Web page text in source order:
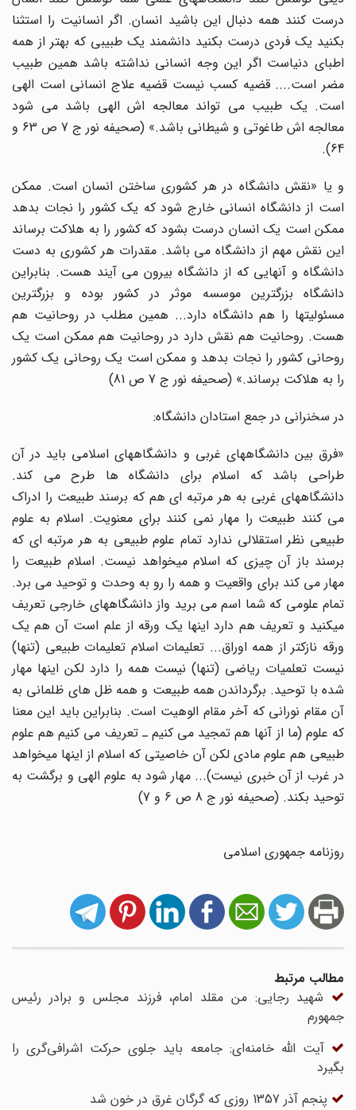
درست کنند همه دنبال این باشید انسان. اگر انسانیت را استثنا
بکنید یک فردی درست بکنید دانشمند یک طبیبی که بهتر از همه
اطبای دنیاست اگر این وجه انسانی نداشته باشد همین طبیب
مضر است.... قضیه کسب نیست قضیه علاج انسانی است الهی
است. یک طبیب می تواند معالجه اش الهی باشد می شود
معالجه اش طاغوتی و شیطانی باشد.» (صحیفه نور ج 7 ص 63 و
64).
و یا «نقش دانشگاه در هر کشوری ساختن انسان است. ممکن
است از دانشگاه انسانی خارج شود که یک کشور را نجات بدهد
ممکن است یک انسان درست بشود که کشور را به هلاکت برساند
این نقش مهم از دانشگاه می باشد. مقدرات هر کشوری به دست
دانشگاه و آنهایی که از دانشگاه بیرون می آیند هست. بنابراین
دانشگاه بزرگترین موسسه موثر در کشور بوده و بزرگترین
مسئولیتها را هم دانشگاه دارد... همین مطلب در روحانیت هم
هست. روحانیت هم نقش دارد در روحانیت هم ممکن است یک
روحانی کشور را نجات بدهد و ممکن است یک روحانی یک کشور
را به هلاکت برساند.» (صحیفه نور ج 7 ص 81)
در سخنرانی در جمع استادان دانشگاه:
«فرق بین دانشگاههای غربی و دانشگاههای اسلامی باید در آن
طراحی باشد که اسلام برای دانشگاه ها طرح می کند.
دانشگاههای غربی به هر مرتبه ای هم که برسند طبیعت را ادراک
می کنند طبیعت را مهار نمی کنند برای معنویت. اسلام به علوم
طبیعی نظر استقلالی ندارد تمام علوم طبیعی به هر مرتبه ای که
برسند باز آن چیزی که اسلام میخواهد نیست. اسلام طبیعت را
مهار می کند برای واقعیت و همه را رو به وحدت و توحید می برد.
تمام علومی که شما اسم می برید واز دانشگاههای خارجی تعریف
میکنید و تعریف هم دارد اینها یک ورقه از علم است آن هم یک
ورقه نازکتر از همه اوراق... تعلیمات اسلام تعلیمات طبیعی (تنها)
نیست تعلمیات ریاضی (تنها) نیست همه را دارد لکن اینها مهار
شده با توحید. برگرداندن همه طبیعت و همه ظل های ظلمانی به
آن مقام نورانی که آخر مقام الوهیت است. بنابراین باید این معنا
که علوم (ما از آنها هم تمجید می کنیم ـ تعریف می کنیم هم علوم
طبیعی هم علوم مادی لکن آن خاصیتی که اسلام از اینها میخواهد
در غرب از آن خبری نیست)... مهار شود به علوم الهی و برگشت به
توحید بکند. (صحیفه نور ج 8 ص 6 و 7)
روزنامه جمهوری اسلامی
مطالب مرتبط
شهید رجایی: من مقلد امام، فرزند مجلس و برادر رئیس
جمهورم
آیت الله خامنه‌ای: جامعه باید جلوی حرکت اشرافی‌گری را
بگیرد
پنجم آذر 1357 روزی که گرگان غرق در خون شد